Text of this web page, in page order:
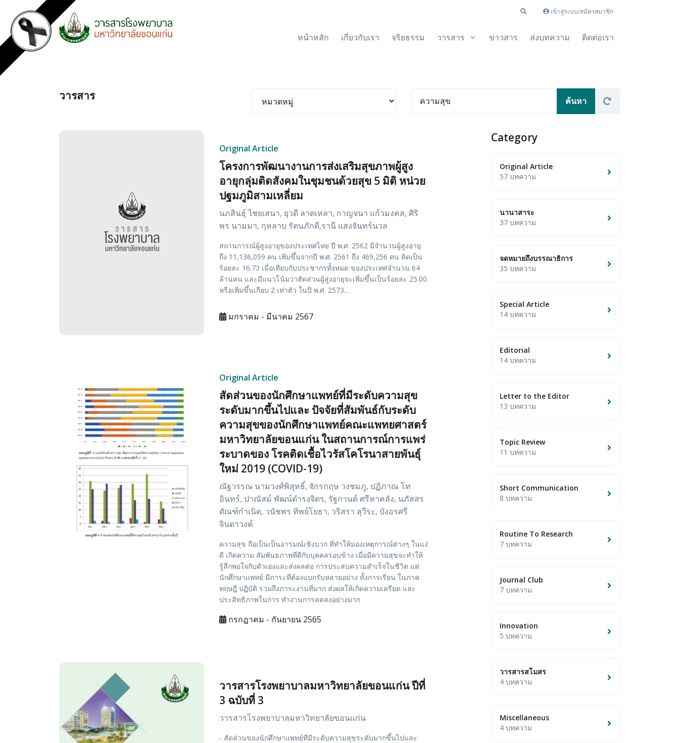
เข้าสู่ระบบ/สมัครสมาชิก
หน้าหลัก เกี่ยวกับเรา จริยธรรม วารสาร ข่าวสาร ส่งบทความ ติดต่อเรา
วารสาร
Original Article
โครงการพัฒนางานการส่งเสริมสุขภาพผู้สูง
อายุกลุ่มติดสังคมในชุมชนด้วยสุข 5 มิติ หน่วย
ปฐมภูมิสามเหลี่ยม
นภสินธุ์ ไชยเสนา, ยุวดี ลาดเหลา, กาญจนา แก้วมงคล, ศิริ
พร นามมา, กุหลาบ รัตนภักดี,รานี แสงจันทร์นวล
สถานการณ์ผู้สูงอายุของประเทศไทย ปี พ.ศ. 2562 มีจำนวนผู้สูงอายุ
ถึง 11,136,059 คน เพิ่มขึ้นจากปี พ.ศ. 2561 ถึง 469,256 คน คิดเป็น
ร้อยละ 16.73 เมื่อเทียบกับประชากรทั้งหมด ของประเทศจำนวน 64
ล้านคน และมีแนวโน้มว่าสัดส่วนผู้สูงอายุจะเพิ่มขึ้นเป็นร้อยละ 25.00
หรือเพิ่มขึ้นเกือบ 2 เท่าตัว ในปี พ.ศ. 2573...
มกราคม - มีนาคม 2567
Original Article
สัดส่วนของนักศึกษาแพทย์ที่มีระดับความสุข
ระดับมากขึ้นไปและ ปัจจัยที่สัมพันธ์กับระดับ
ความสุขของนักศึกษาแพทย์คณะแพทยศาสตร์
มหาวิทยาลัยขอนแก่น ในสถานการณ์การแพร่
ระบาดของ โรคติดเชื้อไวรัสโคโรนาสายพันธุ์
ใหม่ 2019 (COVID-19)
ณัฐวรรณ นามวงศ์พิสุทธิ์, จักรกฤษ วงชมภู, ปฏิภาณ โท
อินทร์, ปาณัสม์ พัฒน์ดำรงจิตร, รัฐกานต์ ศรีหาคลัง, นภัสสร
ตัณฑ์กำเนิด, วนัชพร ทิพย์โยธา, วริสรา ลุวีระ, บังอรศรี
จินดาวงค์
ความสุข ถือเป็นเป็นอารมณ์เชิงบวก ที่ทำให้มองเหตุการณ์ต่างๆ ในแง่
ดี เกิดความ สัมพันธภาพที่ดีกับบุคคลรอบข้าง เมื่อมีความสุขจะทำให้
รู้สึกพอใจกับตัวเองและส่งผลต่อ การประสบความสำเร็จในชีวิต แต่
นักศึกษาแพทย์ มีภาระที่ต้องแบกรับหลายอย่าง ทั้งการเรียน ในภาค
ทฤษฎี ปฏิบัติ รวมถึงภาระงานที่มาก ส่งผลให้เกิดความเครียด และ
ประสิทธิภาพในการ ทำงานการลดลงอย่างมาก
กรกฎาคม - กันยายน 2565
วารสารโรงพยาบาลมหาวิทยาลัยขอนแก่น ปีที่
3 ฉบับที่ 3
วารสารโรงพยาบาลมหาวิทยาลัยขอนแก่น
- สัดส่วนของนักศึกษาแพทย์ที่มีระดับความสุขระดับมากขึ้นไปและ
Category
Original Article
57 บทความ
นานาสาระ
37 บทความ
จดหมายถึงบรรณาธิการ
35 บทความ
Special Article
14 บทความ
Editorial
14 บทความ
Letter to the Editor
13 บทความ
Topic Review
11 บทความ
Short Communication
8 บทความ
Routine To Research
7 บทความ
Journal Club
7 บทความ
Innovation
5 บทความ
วารสารสโมสร
4 บทความ
Miscellaneous
4 บทความ